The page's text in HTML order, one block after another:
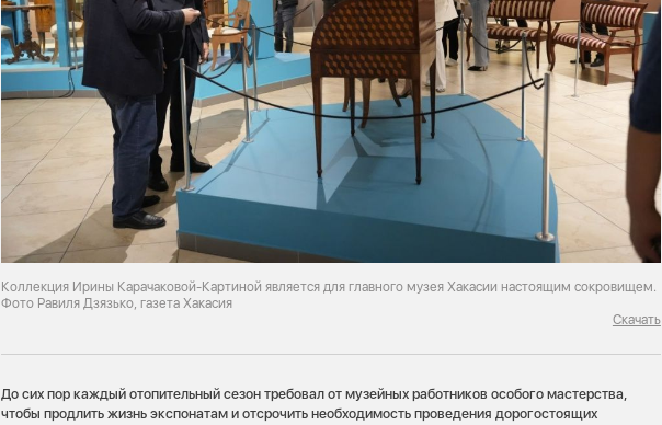
Коллекция Ирины Карачаковой-Картиной является для главного музея Хакасии настоящим сокровищем.
Фото Равиля Дзязько, газета Хакасия
Скачать
До сих пор каждый отопительный сезон требовал от музейных работников особого мастерства,
чтобы продлить жизнь экспонатам и отсрочить необходимость проведения дорогостоящих